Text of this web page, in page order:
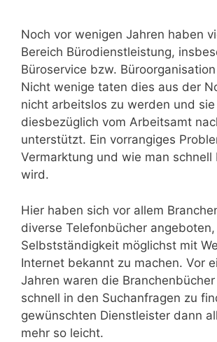
Noch vor wenigen Jahren haben
Bereich Bürodienstleistung,
Büroservice bzw.
Nicht wenige taten dies aus der
nicht arbeitslos zu werden und
diesbezüglich vom Arbeitsamt
unterstützt. Ein vorrangiges
Vermarktung und wie man schnell
wird.
Hier haben sich vor allem
diverse Telefonbücher
Selbstständigkeit möglichst mit
Internet bekannt zu machen. Vor
Jahren waren die
schnell in den Suchanfragen zu
gewünschten Dienstleister dann
mehr so leicht.